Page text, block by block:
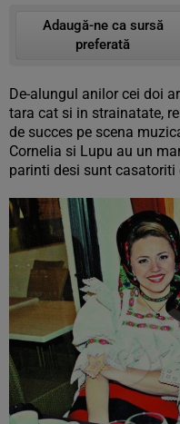
Adaugă-ne ca sursă
preferată
De-alungul anilor cei doi
tara cat si in strainatate,
de succes pe scena
Cornelia si Lupu au un
parinti desi sunt